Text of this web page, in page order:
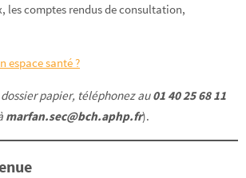
les comptes rendus de consultation,
espace santé ?
papier, téléphonez au01 40 25 68 11
marfan.sec@bch.aphp.fr).